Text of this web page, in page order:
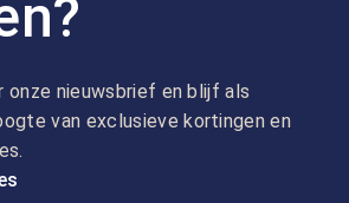
onze nieuwsbrief en blijf als
van exclusieve kortingen en